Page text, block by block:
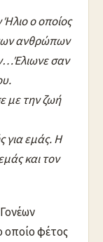
ο οποίος
ανθρώπων
σαν
με την ζωή
για εμάς. Η
και τον
οποίο φέτος